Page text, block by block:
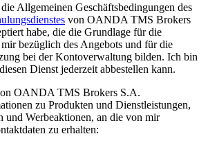
Allgemeinen Geschäftsbedingungen des
von OANDA TMS Brokers
habe, die die Grundlage für die
bezüglich des Angebots und für die
bei der Kontoverwaltung bilden. Ich bin
Dienst jederzeit abbestellen kann.
OANDA TMS Brokers S.A.
zu Produkten und Dienstleistungen,
und Werbeaktionen, an die von mir
zu erhalten: